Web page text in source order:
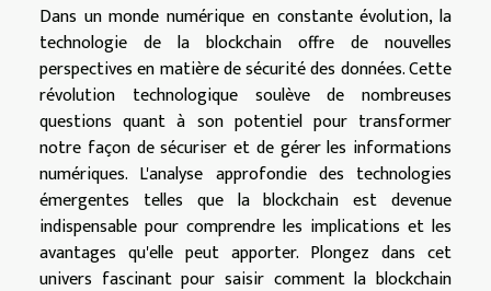
Dans un monde numérique en constante évolution, la
technologie de la blockchain offre de nouvelles
perspectives en matière de sécurité des données. Cette
révolution technologique soulève de nombreuses
questions quant à son potentiel pour transformer
notre façon de sécuriser et de gérer les informations
numériques. L'analyse approfondie des technologies
émergentes telles que la blockchain est devenue
indispensable pour comprendre les implications et les
avantages qu'elle peut apporter. Plongez dans cet
univers fascinant pour saisir comment la blockchain